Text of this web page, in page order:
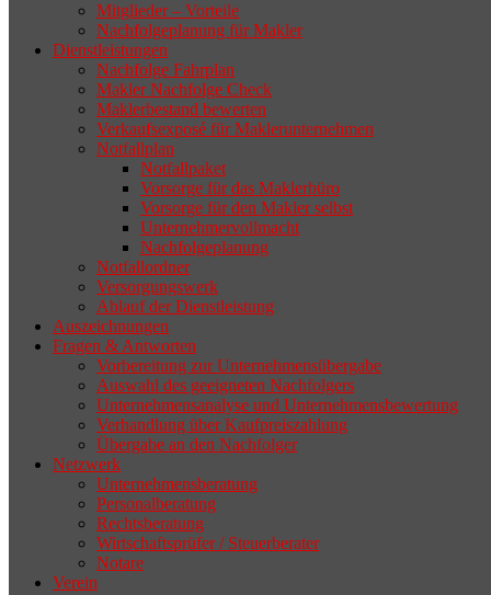
zurückziehen möchte, aber keinen
geeigneten Nachfolger findet, droht nicht
selten die Geschäftsaufgabe.
Mitglieder – Vorteile
Nachfolgeplanung für Makler
Dienstleistungen
Nachfolge Fahrplan
Makler Nachfolge Check
Maklerbestand bewerten
Verkaufsexposé für Maklerunternehmen
Notfallplan
Notfallpaket
Vorsorge für das Maklerbüro
Vorsorge für den Makler selbst
Unternehmervollmacht
Nachfolgeplanung
Notfallordner
Versorgungswerk
Ablauf der Dienstleistung
Auszeichnungen
Fragen & Antworten
Vorbereitung zur Unternehmensübergabe
Auswahl des geeigneten Nachfolgers
Unternehmensanalyse und Unternehmensbewertung
Verhandlung über Kaufpreiszahlung
Übergabe an den Nachfolger
Netzwerk
Unternehmensberatung
Personalberatung
Rechtsberatung
Wirtschaftsprüfer / Steuerberater
Notare
Verein